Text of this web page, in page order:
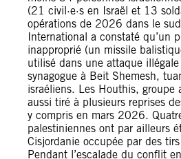
(21 civil·e·s en Israël et 13
opérations de 2026 dans le
International a constaté qu’un
inapproprié (un missile
utilisé dans une attaque
synagogue à Beit Shemesh,
israéliens. Les Houthis, groupe
aussi tiré à plusieurs reprises
y compris en mars 2026.
palestiniennes ont par ailleurs
Cisjordanie occupée par des
Pendant l’escalade du conflit